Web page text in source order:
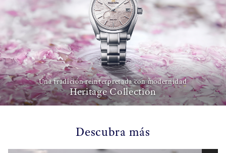
Una tradición reinterpretada con modernidad
Heritage Collection
Descubra más